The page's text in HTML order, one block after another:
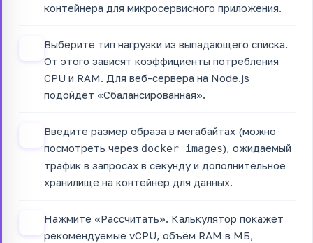
контейнера для микросервисного приложения.
Выберите тип нагрузки из выпадающего списка.
От этого зависят коэффициенты потребления
CPU и RAM. Для веб-сервера на Node.js
подойдёт «Сбалансированная».
Введите размер образа в мегабайтах (можно
посмотреть через docker images), ожидаемый
трафик в запросах в секунду и дополнительное
хранилище на контейнер для данных.
Нажмите «Рассчитать». Калькулятор покажет
рекомендуемые vCPU, объём RAM в МБ,